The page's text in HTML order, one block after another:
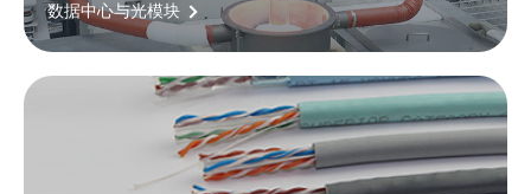
数据中心与光模块